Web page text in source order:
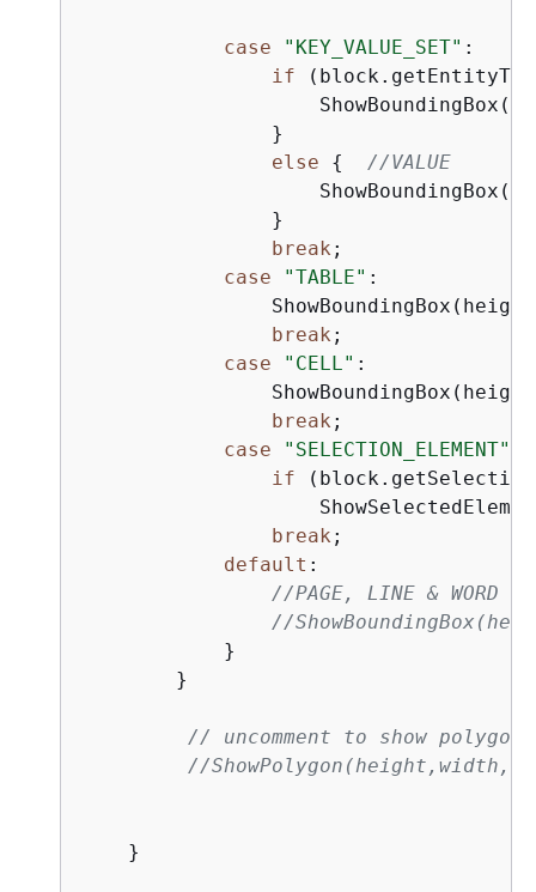
case "KEY_VALUE_SET" :
if
                }
else
{
//VALUE
                }
break ;
case
"TABLE" :
break ;
case
"CELL" :
break ;
case
"SELECTION_ELEMENT"
if
break ;
default :
//PAGE, LINE & WORD
//
            }
        }
// uncomment to show
//
    }